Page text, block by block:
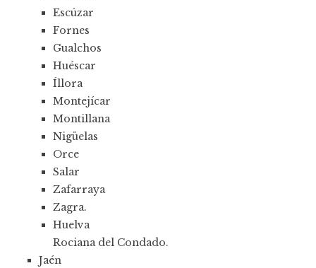
Escúzar
Fornes
Gualchos
Huéscar
Íllora
Montejícar
Montillana
Nigüelas
Orce
Salar
Zafarraya
Zagra.
Huelva
Rociana del Condado.
Jaén